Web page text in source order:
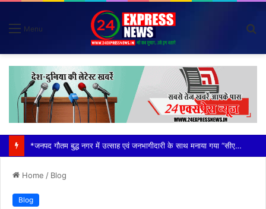
Menu
*विदेशी मूल के व्यक्तियों (नाइजीरियन) से परेशान होकर ग्राम वासियों ने रबूपुरा थाने में एक ज्ञापन दिया*
Home / Blog
Blog